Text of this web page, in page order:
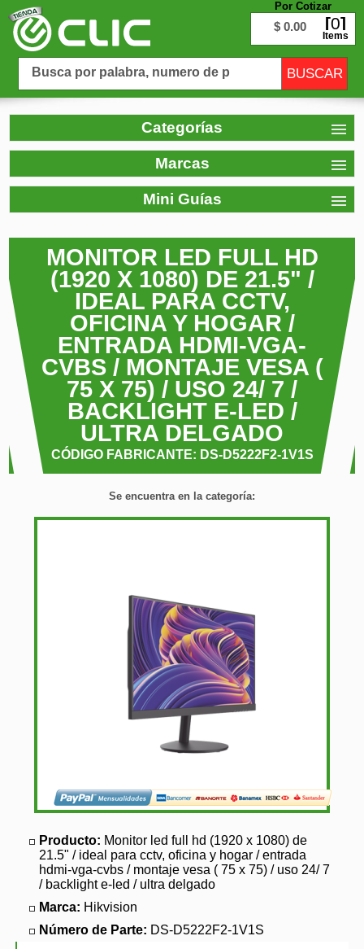
Por Cotizar
$ 0.00 0
Items
Categorías
Marcas
Mini Guías
MONITOR LED FULL HD
(1920 X 1080) DE 21.5" /
IDEAL PARA CCTV,
OFICINA Y HOGAR /
ENTRADA HDMI-VGA-
CVBS / MONTAJE VESA (
75 X 75) / USO 24/ 7 /
BACKLIGHT E-LED /
ULTRA DELGADO
CÓDIGO FABRICANTE: DS-D5222F2-1V1S
Se encuentra en la categoría:
Producto: Monitor led full hd (1920 x 1080) de
21.5" / ideal para cctv, oficina y hogar / entrada
hdmi-vga-cvbs / montaje vesa ( 75 x 75) / uso 24/ 7
/ backlight e-led / ultra delgado
Marca: Hikvision
Número de Parte: DS-D5222F2-1V1S